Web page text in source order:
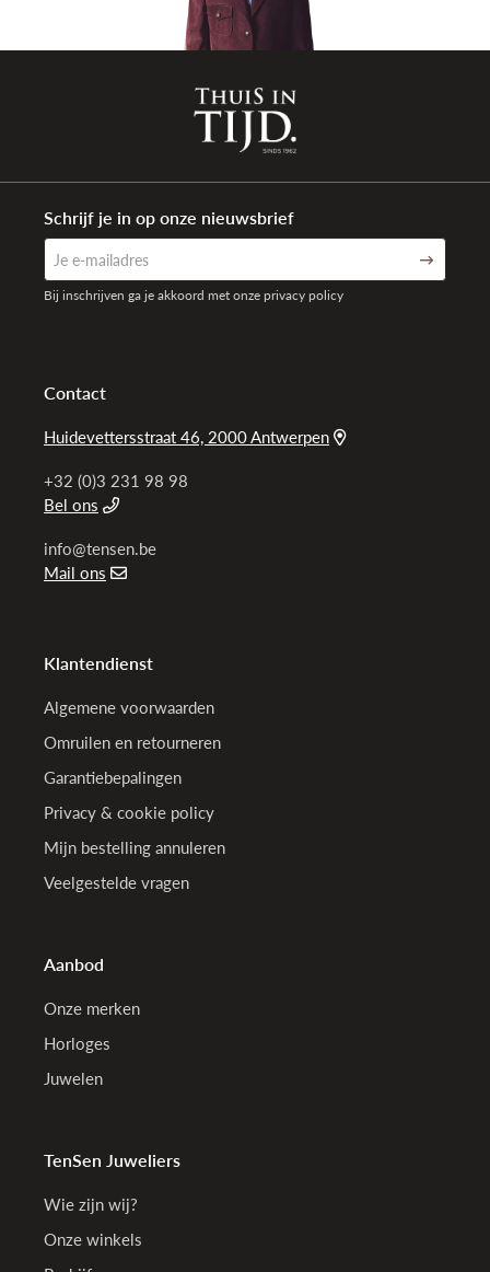
Contact
Huidevettersstraat 46, 2000 Antwerpen
+32 (0)3 231 98 98
Bel ons
info@tensen.be
Mail ons
Klantendienst
Algemene voorwaarden
Omruilen en retourneren
Garantiebepalingen
Privacy & cookie policy
Mijn bestelling annuleren
Veelgestelde vragen
Aanbod
Onze merken
Horloges
Juwelen
TenSen Juweliers
Wie zijn wij?
Onze winkels
Schrijf je in op onze nieuwsbrief
Bij inschrijven ga je akkoord met onze privacy policy